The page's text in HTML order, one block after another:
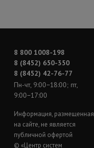
8 800 1008-198
8 (8452) 650-350
8 (8452) 42-76-77
Пн-чт, 9:00−18:00; пт,
9:00−17:00
Информация, размещенная
на сайте, не является
публичной офертой
© «Центр систем